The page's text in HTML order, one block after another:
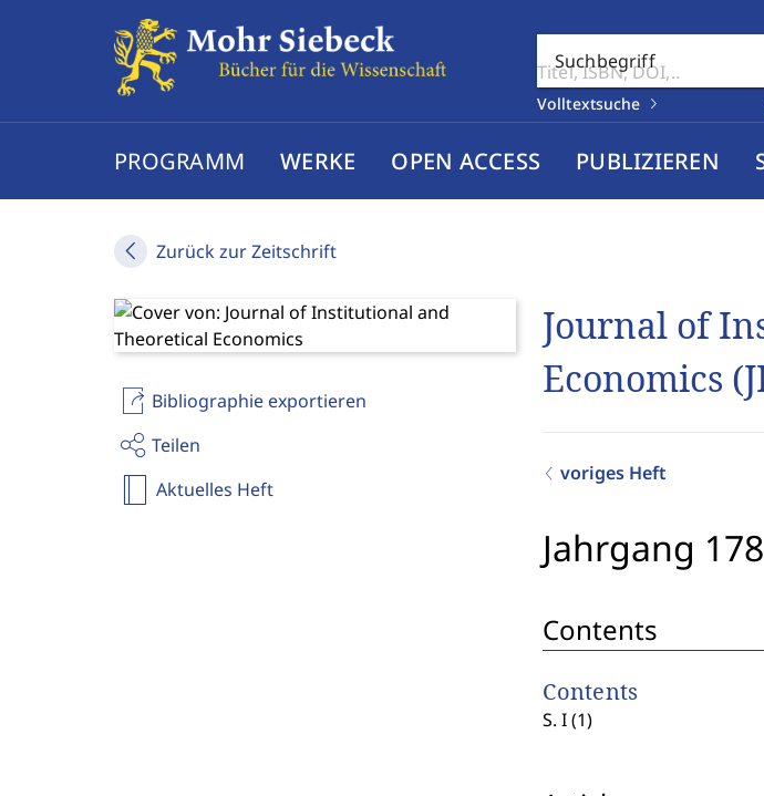
Suchbegriff
Volltextsuche
PROGRAMM WERKE OPEN ACCESS PUBLIZIEREN
Zurück zur Zeitschrift
Bibliographie exportieren
Teilen
Aktuelles Heft
Journal of
Economics
voriges Heft
Jahrgang
Contents
Contents
S. I (1)